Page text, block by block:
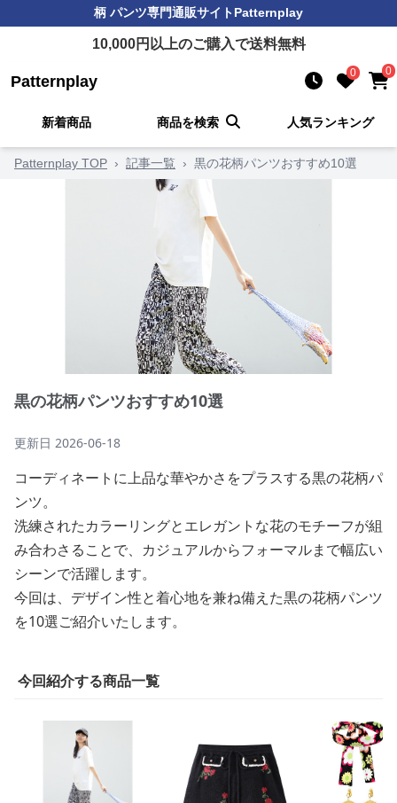
柄 パンツ専門通販サイトPatternplay
10,000円以上のご購入で送料無料
Patternplay 0 0
新着商品 商品を検索 人気ランキング
Patternplay TOP › 記事一覧 › 黒の花柄パンツおすすめ10選
黒の花柄パンツおすすめ10選
更新日 2026-06-18
コーディネートに上品な華やかさをプラスする黒の花柄パ
ンツ。
洗練されたカラーリングとエレガントな花のモチーフが組
み合わさることで、カジュアルからフォーマルまで幅広い
シーンで活躍します。
今回は、デザイン性と着心地を兼ね備えた黒の花柄パンツ
を10選ご紹介いたします。
今回紹介する商品一覧